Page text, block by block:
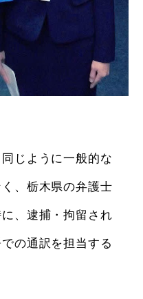
じように一般的な
、栃木県の弁護士
、逮捕・拘留され
の通訳を担当する